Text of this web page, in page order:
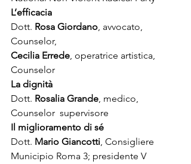
L’efficacia
Dott. Rosa Giordano, avvocato,
Cecilia Errede, operatrice artistica,
Counselor
La dignità
Dott. Rosalia Grande, medico,
Counselor  supervisore
Il miglioramento di sé
Dott. Mario Giancotti, Consigliere
Municipio Roma 3; presidente V